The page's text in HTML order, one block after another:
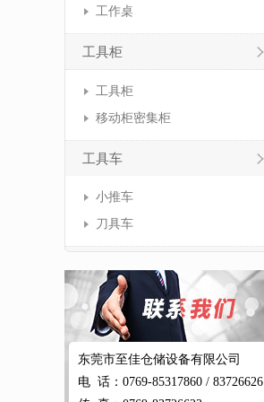
工作桌
工具柜
工具柜
移动柜密集柜
工具车
小推车
刀具车
东莞市至佳仓储设备有限公司
电 话：0769-85317860 / 83726626